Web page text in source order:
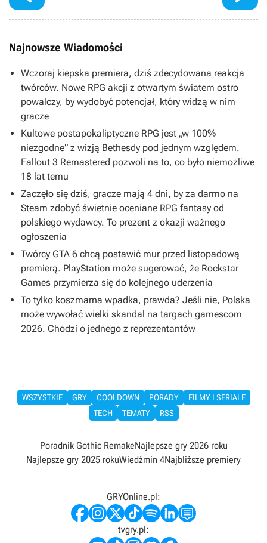
Najnowsze Wiadomości
Wczoraj kiepska premiera, dziś zdecydowana reakcja
twórców. Nowe RPG akcji z otwartym światem ostro
powalczy, by wydobyć potencjał, który widzą w nim
gracze
Kultowe postapokaliptyczne RPG jest „w 100%
niezgodne” z wizją Bethesdy pod jednym względem.
Fallout 3 Remastered pozwoli na to, co było niemożliwe
18 lat temu
Zaczęło się dziś, gracze mają 4 dni, by za darmo na
Steam zdobyć świetnie oceniane RPG fantasy od
polskiego wydawcy. To prezent z okazji ważnego
ogłoszenia
Twórcy GTA 6 chcą postawić mur przed listopadową
premierą. PlayStation może sugerować, że Rockstar
Games przymierza się do kolejnego uderzenia
To tylko koszmarna wpadka, prawda? Jeśli nie, Polska
może wywołać wielki skandal na targach gamescom
2026. Chodzi o jednego z reprezentantów
WSZYSTKIE GRY COOLDOWN PORADY
FILMY I SERIALE
TECH
TEMATY RSS
Poradnik Gothic RemakeNajlepsze gry 2026 roku
Najlepsze gry 2025 rokuWiedźmin 4Najbliższe premiery
GRYOnline.pl:
tvgry.pl: